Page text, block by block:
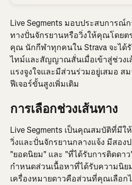
Live Segments มอบประสบการณ์
ทางปั่นจักรยานหรือวิ่งให้คุณโดยต
คุณ นักกีฬาทุกคนใน Strava จะได้รั
ไทม์และสัญญาณสั่นเมื่อเข้าสู่ช่วง
แรงจูงใจและมีส่วนร่วมอยู่เสมอ ส
ฟีเจอร์ขั้นสูงเพิ่มเติม
การเลือกช่วงเส้นทาง
Live Segments เป็นคุณสมบัติที่มีใ
วิ่งและปั่นจักรยานกลางแจ้ง มีสอง
"ยอดนิยม" และ "ที่ได้รับการติดดา
กำหนดส่วนเนื้อหาที่ได้รับความนิย
เครื่องหมายดาวคือส่วนที่คุณเลือกไ